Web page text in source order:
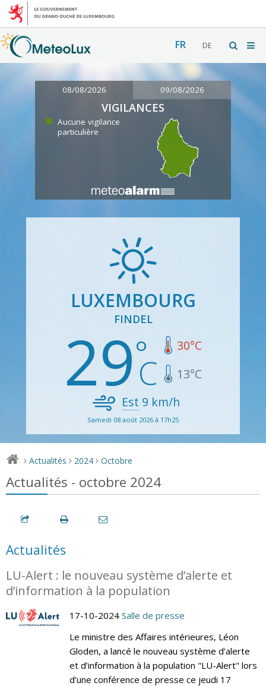
FR DE
08/08/2026 09/08/2026
VIGILANCES
Aucune vigilance
particulière
LUXEMBOURG
FINDEL
29 30°C
13°C
Est 9 km/h
Samedi 08 août 2026 à 17h25
> Actualités > 2024 > Octobre
Actualités - octobre 2024
Actualités
LU-Alert : le nouveau système d’alerte et
d’information à la population
17-10-2024 Salle de presse
Le ministre des Affaires intérieures, Léon
Gloden, a lancé le nouveau système d’alerte
et d’information à la population "LU-Alert" lors
d’une conférence de presse ce jeudi 17